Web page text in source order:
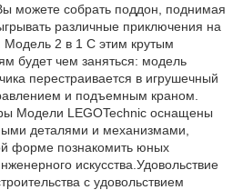
можете собрать поддон, поднимая
различные приключения на
Модель 2 в 1 С этим крутым
будет чем заняться: модель
перестраивается в игрушечный
и подъемным краном.
Модели LEGOTechnic оснащены
деталями и механизмами,
форме познакомить юных
искусства.Удовольствие
с удовольствием